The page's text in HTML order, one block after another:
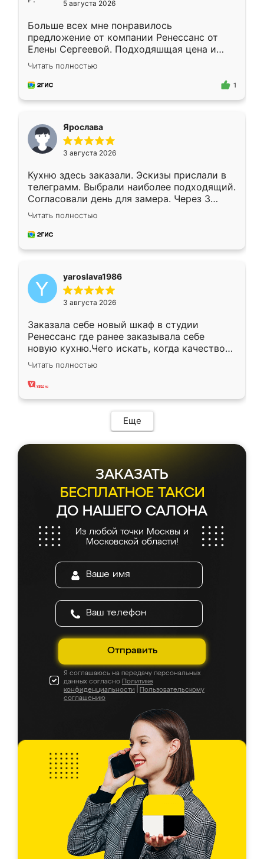
5 августа 2026
Больше всех мне понравилось
предложение от компании Ренессанс от
Елены Сергеевой. Подходяшщая цена и
короткие сроки изготовления. Приехавший
для замера сотрудник Владислав
предложил по моему эскизу самый
Читать полностью
1
Ярослава
3 августа 2026
Кухню здесь заказали. Эскизы прислали в
телеграмм. Выбрали наиболее подходящий.
Согласовали день для замера. Через 3
недели кухня была уже готова. Остались
довольны работой. Спасибо Ренессанс
мебель за качественную работу!
Читать полностью
yaroslava1986
3 августа 2026
Заказала себе новый шкаф в студии
Ренессанс где ранее заказывала себе
новую кухню.Чего искать, когда качеством
вполне довольна. Служит кухня уже почти
два года, нареканий нет.
Читать полностью
Еще
ЗАКАЗАТЬ
БЕСПЛАТНОЕ ТАКСИ
ДО НАШЕГО САЛОНА
Из любой точки Москвы и
Московской области!
Отправить
Я соглашаюсь на передачу персональных
данных согласно Политике
конфиденциальности
Пользовательскому
соглашению